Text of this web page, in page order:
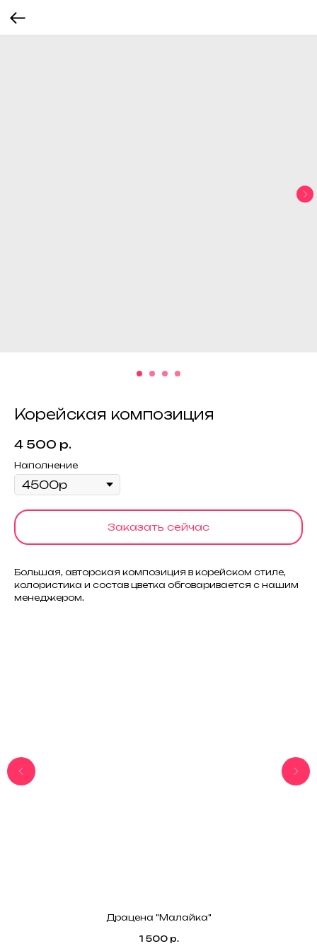
Корейская композиция
4 500 р.
Наполнение
Заказать сейчас
Большая, авторская композиция в корейском стиле,
колористика и состав цветка обговаривается с нашим
менеджером.
Драцена "Малайка"
1 500 р.